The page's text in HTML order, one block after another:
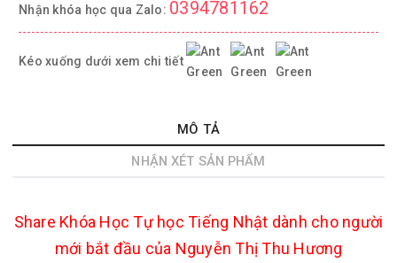
Nhận khóa học qua Zalo: 0394781162
Kéo xuống dưới xem chi tiết
MÔ TẢ
NHẬN XÉT SẢN PHẨM
Share Khóa Học Tự học Tiếng Nhật dành cho người
mới bắt đầu của Nguyễn Thị Thu Hương